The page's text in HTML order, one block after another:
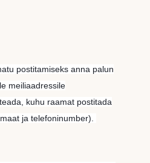
postitamiseks anna palun
meiliaadressile
kuhu raamat postitada
ja telefoninumber).